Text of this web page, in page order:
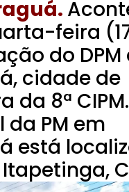
feira
do DPM
cidade de
da 8ª
PM em
está